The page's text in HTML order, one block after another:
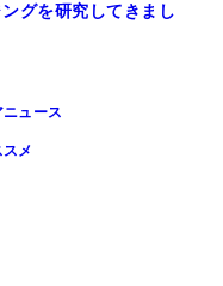
グを研究してきまし
ュース
メ